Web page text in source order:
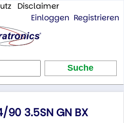
Disclaimer
Einloggen Registrieren
90 3.5SN GN BX